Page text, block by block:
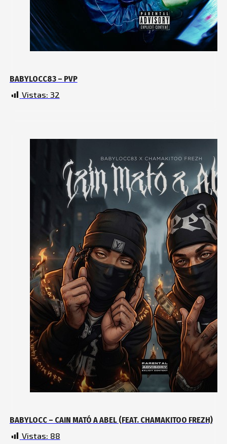
BABYLOCC83 – PVP
Vistas: 32
BABYLOCC – CAIN MATÓ A ABEL (FEAT. CHAMAKITOO FREZH)
Vistas: 88